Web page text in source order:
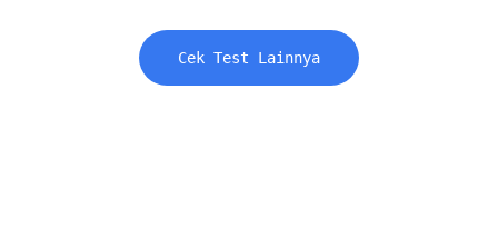
Cek Test Lainnya